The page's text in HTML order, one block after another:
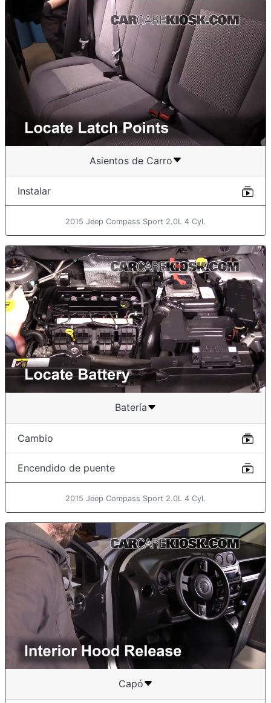
Asientos de Carro
Instalar
2015 Jeep Compass Sport 2.0L 4 Cyl.
Batería
Cambio
Encendido de puente
2015 Jeep Compass Sport 2.0L 4 Cyl.
Capó